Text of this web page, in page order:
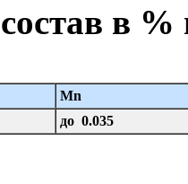
в
Mn
до 0.035